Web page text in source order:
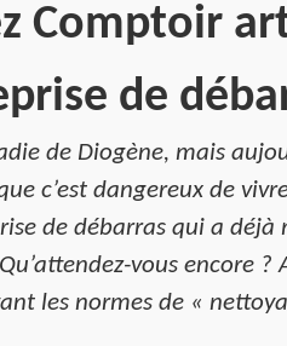
Comptoir
de
de Diogène, mais
c’est dangereux de
de débarras qui a déjà
vous encore
les normes de «